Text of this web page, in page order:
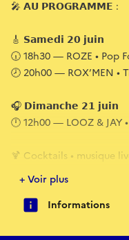
🎤 𝗔𝗨 𝗣𝗥𝗢𝗚𝗥𝗔𝗠𝗠𝗘 :
🎸 𝗦𝗮𝗺𝗲𝗱𝗶 𝟮𝟬 𝗷𝘂𝗶𝗻
🕡 18h30 — ROZE • Pop
🕗 20h00 — ROX’MEN •
🎧 𝗗𝗶𝗺𝗮𝗻𝗰𝗵𝗲 𝟮𝟭 𝗷𝘂𝗶𝗻
🕛 12h00 — LOOZ & JAY
🍹 Cocktails • musique
ultra festive
Que tu viennes pour
de la nuit… on t’attend 🎉
+ Voir plus
Informations